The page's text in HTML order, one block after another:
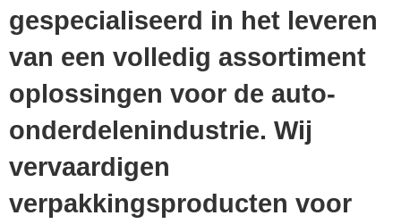
gespecialiseerd in het leveren
van een volledig assortiment
oplossingen voor de auto-
onderdelenindustrie. Wij
vervaardigen
verpakkingsproducten voor